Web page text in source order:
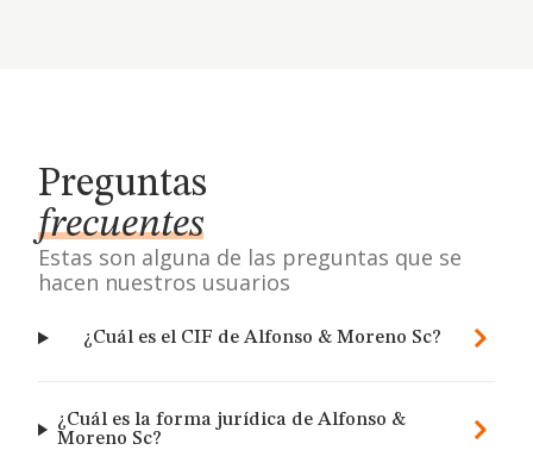
Preguntas
frecuentes
Estas son alguna de las preguntas que se
hacen nuestros usuarios
¿Cuál es el CIF de Alfonso & Moreno Sc?
¿Cuál es la forma jurídica de Alfonso &
Moreno Sc?